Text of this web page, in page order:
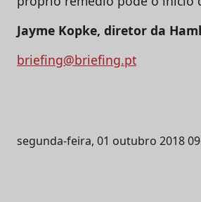
Jayme Kopke, diretor da
briefing@briefing.pt
segunda-feira, 01 outubro 2018